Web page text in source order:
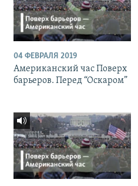
04 ФЕВРАЛЯ 2019
Американский час Поверх
барьеров. Перед “Оскаром”